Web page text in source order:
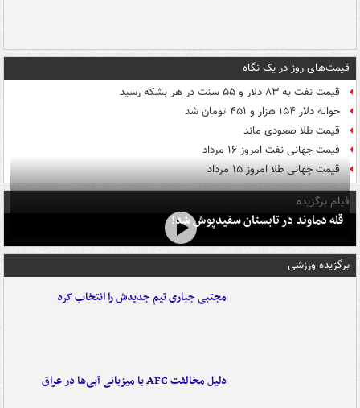
قیمت‌های روز در یک نگاه
قیمت نفت به ۸۳ دلار و ۵۵ سنت در هر بشکه رسید
حواله دلار ۱۵۴ هزار و ۴۵۱ تومان شد
قیمت طلا صعودی ماند
قیمت جهانی نفت امروز ۱۶ مرداد
قیمت جهانی طلا امروز ۱۵ مرداد
فیلم برگزیده
قله دماوند در تابستان سفیدپوش شد!
برگزیده ورزشی
مجتبی جباری تیم جدیدش را انتخاب کرد
دلیل مخالفت AFC با میزبانی آبی‌ها در عراق